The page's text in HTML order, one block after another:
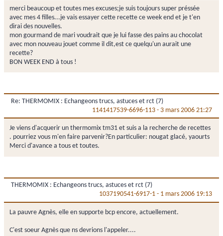
merci beaucoup et toutes mes excuses;je suis toujours super préssée
avec mes 4 filles...je vais essayer cette recette ce week end et je t'en
dirai des nouvelles.
mon gourmand de mari voudrait que je lui fasse des pains au chocolat
avec mon nouveau jouet comme il dit,est ce quelqu'un aurait une
recette?
BON WEEK END à tous !
Re: THERMOMIX : Echangeons trucs, astuces et rct (7)
1141417539-6696-113 - 3 mars 2006 21:27
Je viens d'acquerir un thermomix tm31 et suis a la recherche de recettes
. pourriez vous m'en faire parvenir?En particulier: nougat glacé, yaourts
Merci d'avance a tous et toutes.
THERMOMIX : Echangeons trucs, astuces et rct (7)
1037190541-6917-1 - 1 mars 2006 19:13
La pauvre Agnès, elle en supporte bcp encore, actuellement.
C'est soeur Agnès que ns devrions l'appeler....